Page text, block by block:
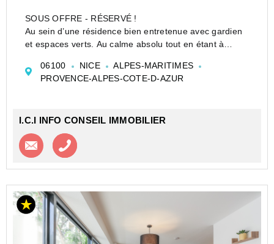
SOUS OFFRE - RÉSERVÉ !
Au sein d’une résidence bien entretenue avec gardien
et espaces verts. Au calme absolu tout en étant à
(Belland, Paule d'Essling, Arènes, Matisse et Calmette),
école d’infir...
06100 NICE
ALPES-MARITIMES
PROVENCE-ALPES-COTE-D-AZUR
I.C.I INFO CONSEIL IMMOBILIER
Contacter l'agence